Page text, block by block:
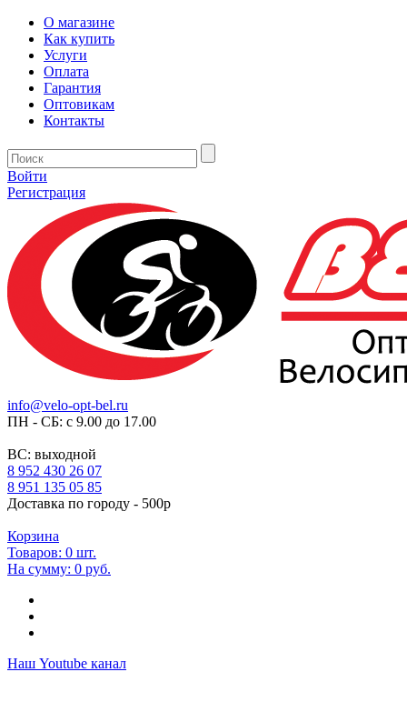
О магазине
Как купить
Услуги
Оплата
Гарантия
Оптовикам
Контакты
Войти
Регистрация
info@velo-opt-bel.ru
ПН - СБ: с 9.00 до 17.00
ВС: выходной
8 952 430 26 07
8 951 135 05 85
Доставка по городу - 500р
Корзина
Товаров: 0 шт.
На сумму: 0 руб.
Наш Youtube канал